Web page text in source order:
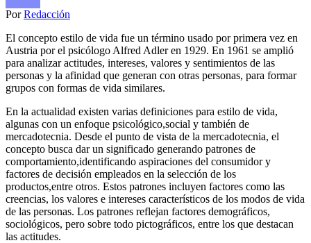
PorRedacción
El concepto estilo de vida fue un término usado por primera vez en
Austria por el psicólogo Alfred Adler en 1929. En 1961 se amplió
para analizar actitudes, intereses, valores y sentimientos de las
personas y la afinidad que generan con otras personas, para formar
grupos con formas de vida similares.
En la actualidad existen varias definiciones para estilo de vida,
algunas con un enfoque psicológico,social y también de
mercadotecnia. Desde el punto de vista de la mercadotecnia, el
concepto busca dar un significado generando patrones de
comportamiento,identificando aspiraciones del consumidor y
factores de decisión empleados en la selección de los
productos,entre otros. Estos patrones incluyen factores como las
creencias, los valores e intereses característicos de los modos de vida
de las personas. Los patrones reflejan factores demográficos,
sociológicos, pero sobre todo pictográficos, entre los que destacan
las actitudes.